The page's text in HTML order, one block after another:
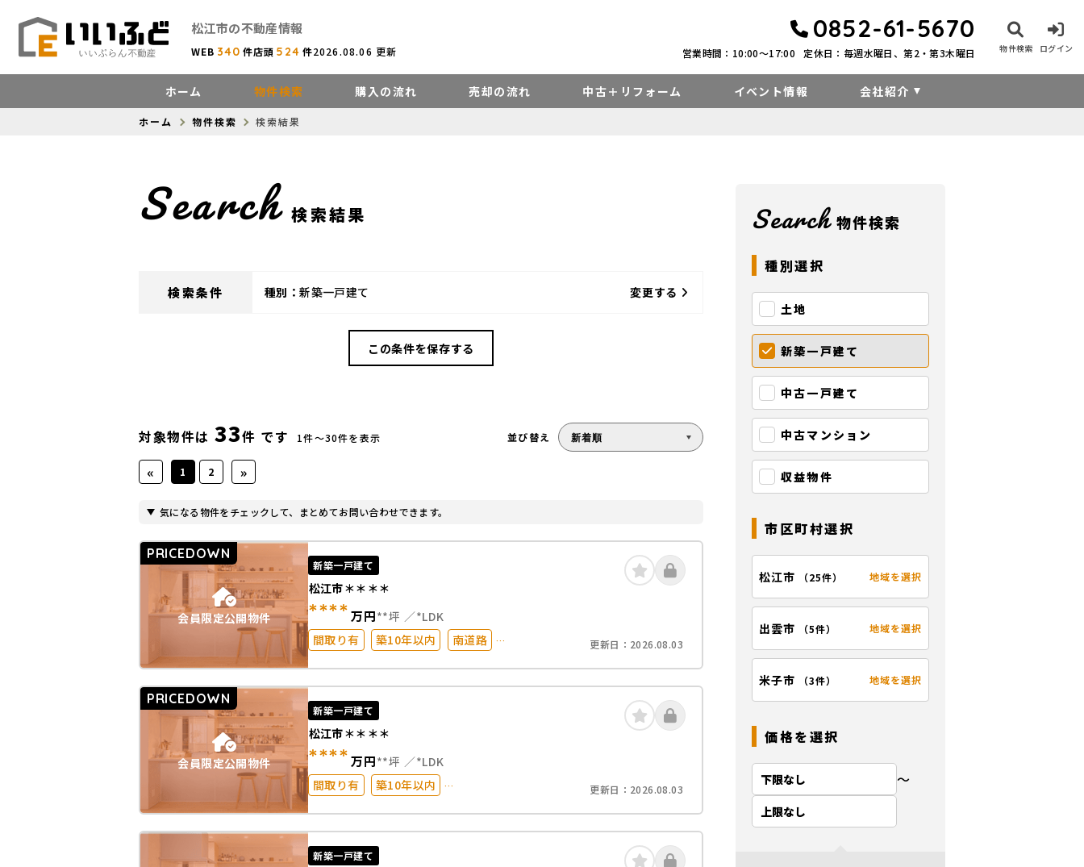
松江市の不動産情報
WEB 340 件店頭 524 件2026.08.06 更新
0852-61-5670
営業時間：10:00〜17:00 定休日：毎週水曜日、第2・第3木曜日 物件検索 ログイン
ホーム 物件検索 購入の流れ 売却の流れ 中古＋リフォーム イベント情報 会社紹介
ホーム 物件検索 検索結果
Search 検索結果
検索条件 種別：新築一戸建て 変更する
この条件を保存する
対象物件は 33件 です 1件〜30件を表示 並び替え
« 1 2 »
気になる物件をチェックして、まとめてお問い合わせできます。
会員限定公開物件
PRICEDOWN
新築一戸建て
松江市＊＊＊＊
****万円**坪
*LDK
間取り有
築10年以内
南道路
50坪以上
オール電化
南面バルコニー
更新日： 2026.08.03
会員限定公開物件
PRICEDOWN
新築一戸建て
松江市＊＊＊＊
****万円**坪
*LDK
間取り有
築10年以内
更新日： 2026.08.03
新築一戸建て
Search 物件検索
種別選択
土地
新築一戸建て
中古一戸建て
中古マンション
収益物件
市区町村選択
松江市 （25件） 地域を選択
出雲市 （5件） 地域を選択
米子市 （3件） 地域を選択
価格を選択
〜